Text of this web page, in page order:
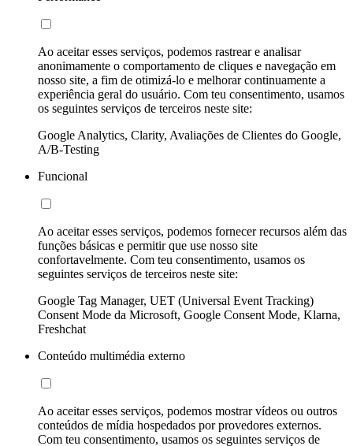
Ao aceitar esses serviços, podemos rastrear e analisar
anonimamente o comportamento de cliques e navegação em
nosso site, a fim de otimizá-lo e melhorar continuamente a
experiência geral do usuário. Com teu consentimento, usamos
os seguintes serviços de terceiros neste site:
Google Analytics, Clarity, Avaliações de Clientes do Google,
A/B-Testing
Funcional
Ao aceitar esses serviços, podemos fornecer recursos além das
funções básicas e permitir que use nosso site
confortavelmente. Com teu consentimento, usamos os
seguintes serviços de terceiros neste site:
Google Tag Manager, UET (Universal Event Tracking)
Consent Mode da Microsoft, Google Consent Mode, Klarna,
Freshchat
Conteúdo multimédia externo
Ao aceitar esses serviços, podemos mostrar vídeos ou outros
conteúdos de mídia hospedados por provedores externos.
Com teu consentimento, usamos os seguintes serviços de